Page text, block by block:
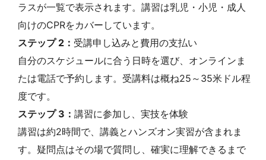
ラスが一覧で表示されます。講習は乳児・小児・成人
向けのCPRをカバーしています。
ステップ 2： 受講申し込みと費用の支払い
自分のスケジュールに合う日時を選び、オンラインま
たは電話で予約します。受講料は概ね25～35米ドル程
度です。
ステップ 3： 講習に参加し、実技を体験
講習は約2時間で、講義とハンズオン実習が含まれま
す。疑問点はその場で質問し、確実に理解できるまで